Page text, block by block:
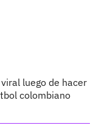
luego de hacer
colombiano